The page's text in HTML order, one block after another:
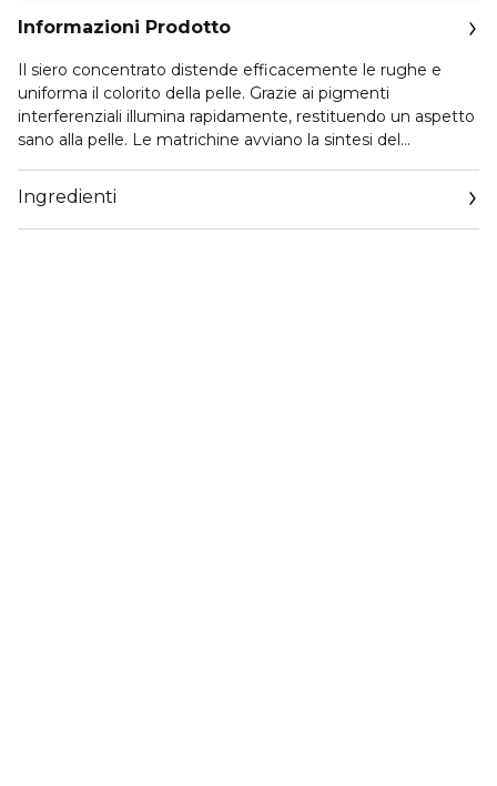
Informazioni Prodotto
Il siero concentrato distende efficacemente le rughe e
uniforma il colorito della pelle. Grazie ai pigmenti
interferenziali illumina rapidamente, restituendo un aspetto
sano alla pelle. Le matrichine avviano la sintesi del
Pigment-Block previene una eccessiva pigmentazione. La
vitamina B3 e l’estratto di arancia spagnola schiariscono
delicatamente la pelle. *Test in vitro
Ingredienti